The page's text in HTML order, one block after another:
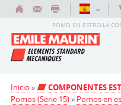
POMO EN ESTRELLA
Inicio » COMPONENTES
Pomos (Serie 15)» Pomos en